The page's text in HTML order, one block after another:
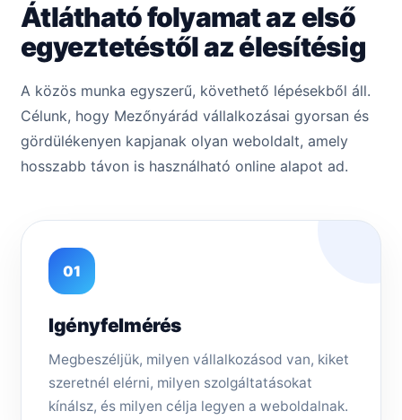
Átlátható folyamat az első
egyeztetéstől az élesítésig
A közös munka egyszerű, követhető lépésekből áll.
Célunk, hogy Mezőnyárád vállalkozásai gyorsan és
gördülékenyen kapjanak olyan weboldalt, amely
hosszabb távon is használható online alapot ad.
01
Igényfelmérés
Megbeszéljük, milyen vállalkozásod van, kiket
szeretnél elérni, milyen szolgáltatásokat
kínálsz, és milyen célja legyen a weboldalnak.